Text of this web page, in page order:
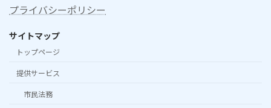
プライバシーポリシー
サイトマップ
トップページ
提供サービス
市民法務